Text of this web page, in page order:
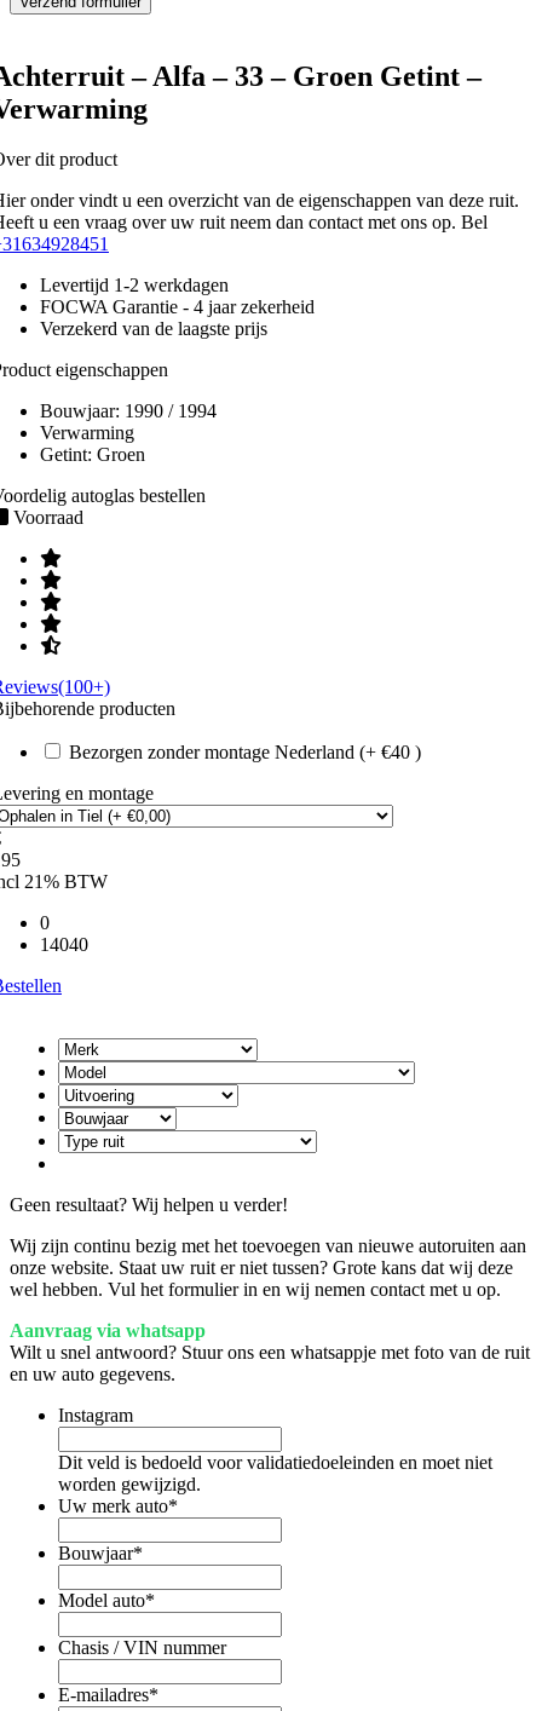
– Alfa – 33 – Groen Getint –
dit product
onder vindt u een overzicht van de eigenschappen van deze ruit.
u een vraag over uw ruit neem dan contact met ons op. Bel
Levertijd 1-2 werkdagen
FOCWA Garantie - 4 jaar zekerheid
Verzekerd van de laagste prijs
eigenschappen
Bouwjaar: 1990 / 1994
Verwarming
Getint: Groen
autoglas bestellen
Voorraad
producten
Bezorgen zonder montage Nederland (+ €40 )
en montage
21% BTW
0
14040
Geen resultaat? Wij helpen u verder!
Wij zijn continu bezig met het toevoegen van nieuwe autoruiten aan
onze website. Staat uw ruit er niet tussen? Grote kans dat wij deze
wel hebben. Vul het formulier in en wij nemen contact met u op.
Aanvraag via whatsapp
Wilt u snel antwoord? Stuur ons een whatsappje met foto van de ruit
en uw auto gegevens.
Instagram
Dit veld is bedoeld voor validatiedoeleinden en moet niet
worden gewijzigd.
Uw merk auto*
Bouwjaar*
Model auto*
Chasis / VIN nummer
E-mailadres*